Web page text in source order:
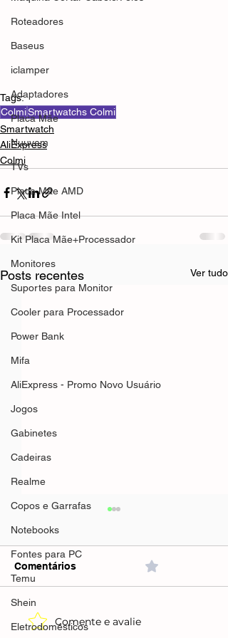
Roteadores
Baseus
iclamper
Adaptadores
Placa Mãe
Nuuvem
TVs
Placa Mãe AMD
Placa Mãe Intel
Kit Placa Mãe+Processador
Monitores
Suportes para Monitor
Cooler para Processador
Power Bank
Mifa
AliExpress - Promo Novo Usuário
Jogos
Gabinetes
Cadeiras
Realme
Copos e Garrafas
Notebooks
Fontes para PC
Temu
Shein
Eletrodomésticos
Tags:
ColmiSmartwatchs Colmi
Smartwatch
AliExpress
Colmi
Posts recentes Ver tudo
OFERTAS DE COMBO
Comentários
Comente e avalie